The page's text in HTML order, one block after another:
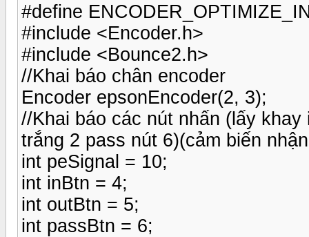
#define
#include <Encoder.h>
#include <Bounce2.h>
//Khai báo chân encoder
Encoder epsonEncoder(2, 3);
//Khai báo các nút nhấn (lấy
trắng 2 pass nút 6)(cảm biến
int peSignal = 10;
int inBtn = 4;
int outBtn = 5;
int passBtn = 6;